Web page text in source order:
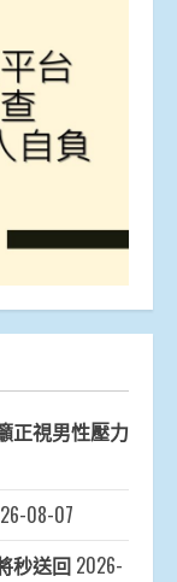
正視男性壓力
08-07
秒送回 2026-